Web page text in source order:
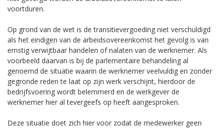
voortduren.
Op grond van de wet is de transitievergoeding niet verschuldigd
als het eindigen van de arbeidsovereenkomst het gevolg is van
ernstig verwijtbaar handelen of nalaten van de werknemer. Als
voorbeeld daarvan is bij de parlementaire behandeling al
genoemd de situatie waarin de werknemer veelvuldig en zonder
gegronde reden te laat op zijn werk verschijnt, hierdoor de
bedrijfsvoering wordt belemmerd en de werkgever de
werknemer hier al tevergeefs op heeft aangesproken.
Deze situatie doet zich hier voor zodat de medewerker geen